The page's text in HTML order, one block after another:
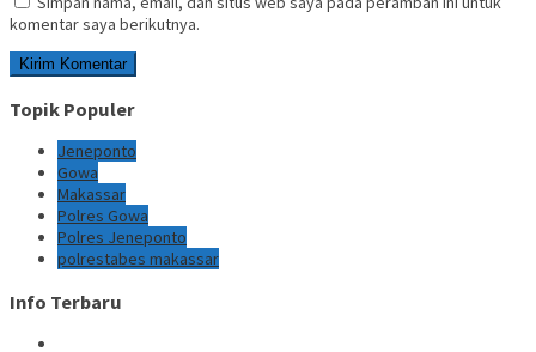
komentar saya berikutnya.
Topik Populer
Jeneponto
Gowa
Makassar
Polres Gowa
Polres Jeneponto
polrestabes makassar
Info Terbaru